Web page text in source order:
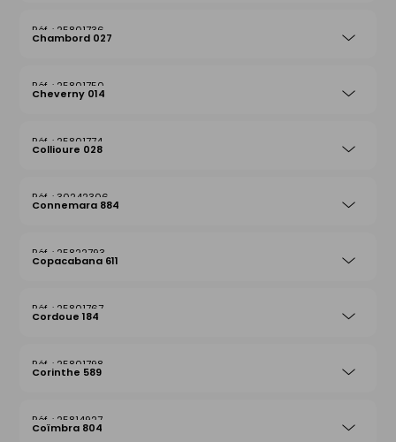
25801736
Chambord 027
25801750
Cheverny 014
25801774
Collioure 028
30242306
Connemara 884
25822793
Copacabana 611
25801767
Cordoue 184
25801798
Corinthe 589
25814927
Coïmbra 804